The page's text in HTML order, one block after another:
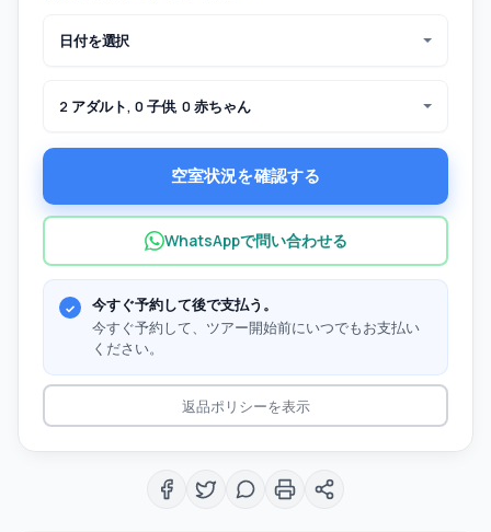
日付を選択
2 アダルト, 0 子供, 0 赤ちゃん
空室状況を確認する
WhatsAppで問い合わせる
今すぐ予約して後で支払う。
今すぐ予約して、ツアー開始前にいつでもお支払い
ください。
返品ポリシーを表示